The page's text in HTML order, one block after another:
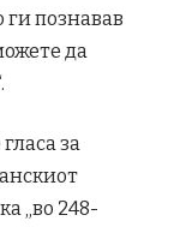
ги познавав
да
за
„во 248-